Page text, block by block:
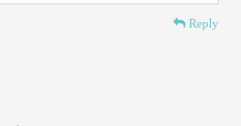
Reply